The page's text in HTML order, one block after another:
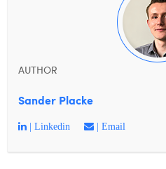
AUTHOR
Sander Placke
| Linkedin | Email